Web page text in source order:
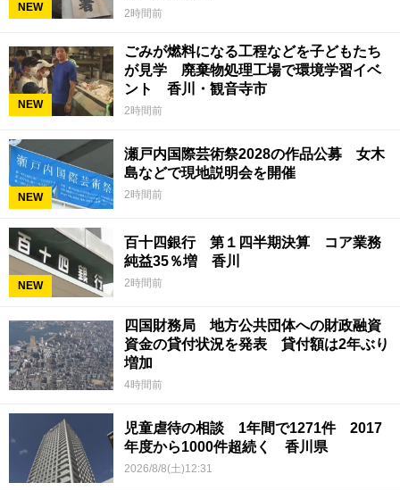
NEW 2時間前
NEW
ごみが燃料になる工程などを子どもたち
が見学 廃棄物処理工場で環境学習イベ
ント 香川・観音寺市
2時間前
NEW
瀬戸内国際芸術祭2028の作品公募 女木
島などで現地説明会を開催
2時間前
NEW
百十四銀行 第１四半期決算 コア業務
純益35％増 香川
2時間前
四国財務局 地方公共団体への財政融資
資金の貸付状況を発表 貸付額は2年ぶり
増加
4時間前
児童虐待の相談 1年間で1271件 2017
年度から1000件超続く 香川県
2026/8/8(土)12:31